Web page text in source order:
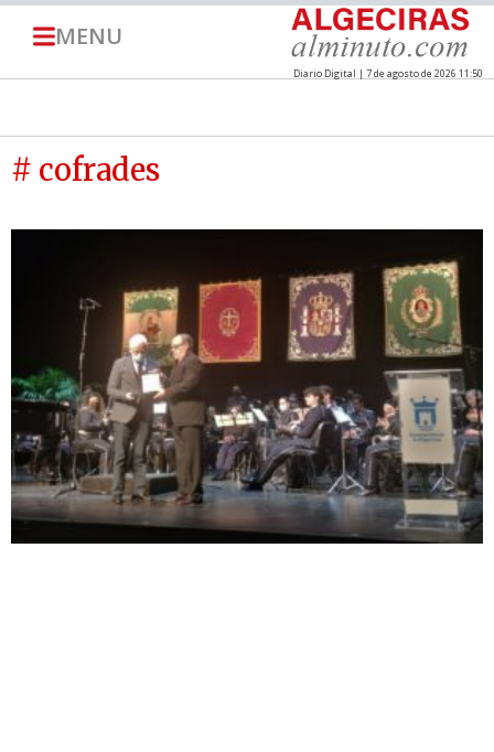
MENU
Diario Digital | 7 de agosto de 2026 11:50
# cofrades